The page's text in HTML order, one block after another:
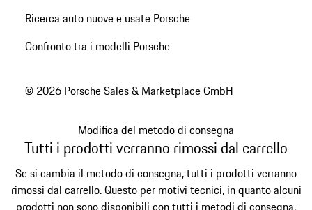
Ricerca auto nuove e usate Porsche
Confronto tra i modelli Porsche
© 2026 Porsche Sales & Marketplace GmbH
Modifica del metodo di consegna
Tutti i prodotti verranno rimossi dal carrello
Se si cambia il metodo di consegna, tutti i prodotti verranno
rimossi dal carrello. Questo per motivi tecnici, in quanto alcuni
prodotti non sono disponibili con tutti i metodi di consegna.